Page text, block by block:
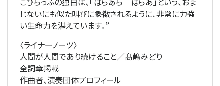
じないにも似た叫びに象徴されるように、非常に力強
い生命力を湛えています。”
〈ライナーノーツ〉
人間が人間であり続けること／髙嶋みどり
全詞章掲載
作曲者、演奏団体プロフィール